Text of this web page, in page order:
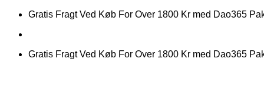
Fortsæt
indhold
Gratis Fragt Ved Køb For Over 1800 Kr med Dao365
Gratis Fragt Ved Køb For Over 1800 Kr med Dao365